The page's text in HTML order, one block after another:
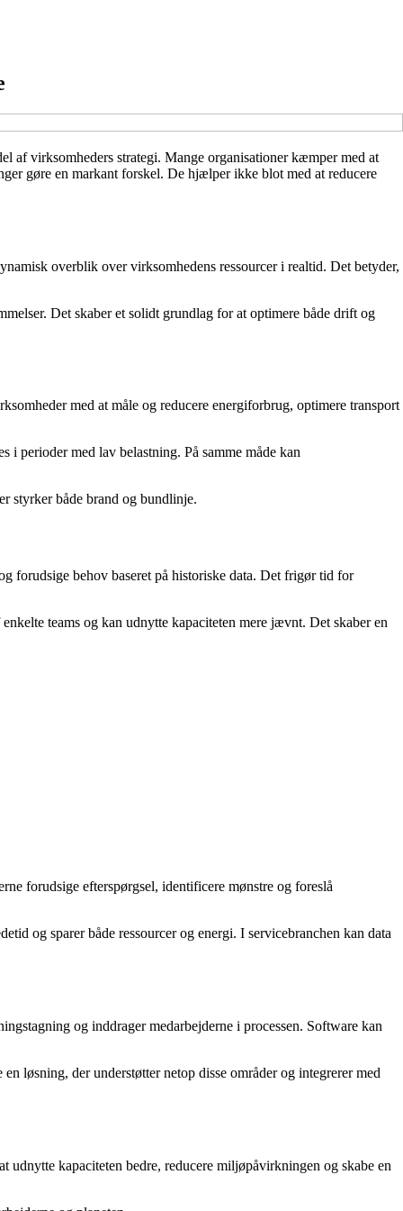
af virksomheders strategi. Mange organisationer kæmper med at
gøre en markant forskel. De hjælper ikke blot med at reducere
overblik over virksomhedens ressourcer i realtid. Det betyder,
Det skaber et solidt grundlag for at optimere både drift og
med at måle og reducere energiforbrug, optimere transport
i perioder med lav belastning. På samme måde kan
styrker både brand og bundlinje.
forudsige behov baseret på historiske data. Det frigør tid for
teams og kan udnytte kapaciteten mere jævnt. Det skaber en
forudsige efterspørgsel, identificere mønstre og foreslå
og sparer både ressourcer og energi. I servicebranchen kan data
og inddrager medarbejderne i processen. Software kan
løsning, der understøtter netop disse områder og integrerer med
kapaciteten bedre, reducere miljøpåvirkningen og skabe en